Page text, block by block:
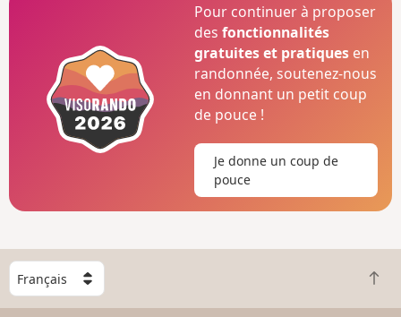
Pour continuer à proposer
desfonctionnalités
gratuites et pratiques en
randonnée, soutenez-nous
en donnant un petit coup
de pouce !
Je donne un coup de
pouce
C
h
o
R
e